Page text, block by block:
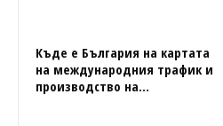
Къде е България на картата
на международния трафик и
производство на...